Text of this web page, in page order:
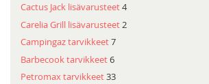
Cactus Jack lisävarusteet4
Carelia Grill lisävarusteet 2
Campingaz tarvikkeet7
Barbecook tarvikkeet6
Petromax tarvikkeet33